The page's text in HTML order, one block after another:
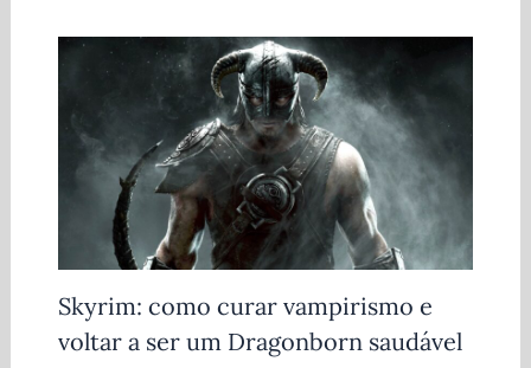
Skyrim: como curar vampirismo e
voltar a ser um Dragonborn saudável